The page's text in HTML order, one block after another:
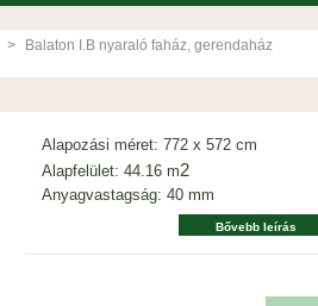
> Balaton I.B nyaraló faház, gerendaház
Alapozási méret: 772 x 572 cm
Alapfelület: 44.16 m2
Anyagvastagság: 40 mm
Bővebb leírás